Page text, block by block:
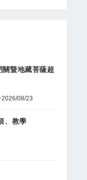
暨地藏菩薩超
08/23
、教學